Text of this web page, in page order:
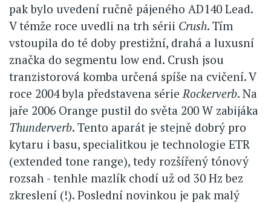
pak bylo uvedení ručně pájeného AD140 Lead.
V témže roce uvedli na trh sérii Crush. Tím
vstoupila do té doby prestižní, drahá a luxusní
značka do segmentu low end. Crush jsou
tranzistorová komba určená spíše na cvičení. V
roce 2004 byla představena série Rockerverb. Na
jaře 2006 Orange pustil do světa 200 W zabijáka
Thunderverb. Tento aparát je stejně dobrý pro
kytaru i basu, specialitkou je technologie ETR
(extended tone range), tedy rozšířený tónový
rozsah - tenhle mazlík chodí už od 30 Hz bez
zkreslení (!). Poslední novinkou je pak malý